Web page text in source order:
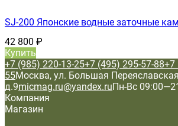
SJ-200 Японские водные заточные
42 800 ₽
Купить
+7 (985) 220-13-25+7 (495) 295-57-88+7
55Москва, ул. Большая
д.9micmag.ru@yandex.ruПн-Вс
Компания
Магазин